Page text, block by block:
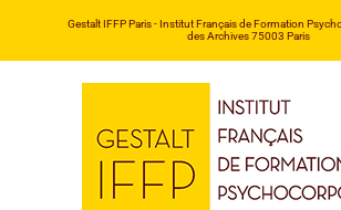
Gestalt IFFP Paris- Institut Français de Formation
des Archives 75003 Paris